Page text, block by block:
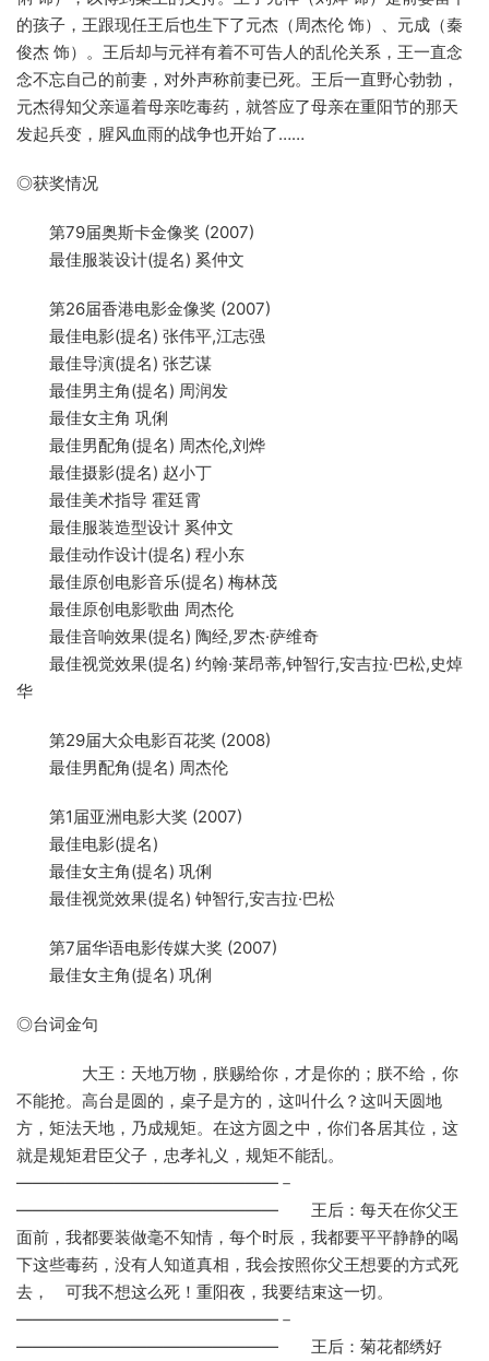
的孩子，王跟现任王后也生下了元杰（周杰伦 饰）、元成（秦
俊杰 饰）。王后却与元祥有着不可告人的乱伦关系，王一直念
念不忘自己的前妻，对外声称前妻已死。王后一直野心勃勃，
元杰得知父亲逼着母亲吃毒药，就答应了母亲在重阳节的那天
发起兵变，腥风血雨的战争也开始了……
◎获奖情况
第79届奥斯卡金像奖 (2007)
最佳服装设计(提名) 奚仲文
第26届香港电影金像奖 (2007)
最佳电影(提名) 张伟平,江志强
最佳导演(提名) 张艺谋
最佳男主角(提名) 周润发
最佳女主角 巩俐
最佳男配角(提名) 周杰伦,刘烨
最佳摄影(提名) 赵小丁
最佳美术指导 霍廷霄
最佳服装造型设计 奚仲文
最佳动作设计(提名) 程小东
最佳原创电影音乐(提名) 梅林茂
最佳原创电影歌曲 周杰伦
最佳音响效果(提名) 陶经,罗杰·萨维奇
最佳视觉效果(提名) 约翰·莱昂蒂,钟智行,安吉拉·巴松,史焯
华
第29届大众电影百花奖 (2008)
最佳男配角(提名) 周杰伦
第1届亚洲电影大奖 (2007)
最佳电影(提名)
最佳女主角(提名) 巩俐
最佳视觉效果(提名) 钟智行,安吉拉·巴松
第7届华语电影传媒大奖 (2007)
最佳女主角(提名) 巩俐
◎台词金句
大王：天地万物，朕赐给你，才是你的；朕不给，你
不能抢。高台是圆的，桌子是方的，这叫什么？这叫天圆地
方，矩法天地，乃成规矩。在这方圆之中，你们各居其位，这
就是规矩君臣父子，忠孝礼义，规矩不能乱。
————————————————－
———————————————— 王后：每天在你父王
面前，我都要装做毫不知情，每个时辰，我都要平平静静的喝
下这些毒药，没有人知道真相，我会按照你父王想要的方式死
去， 可我不想这么死！重阳夜，我要结束这一切。
————————————————－
———————————————— 王后：菊花都绣好